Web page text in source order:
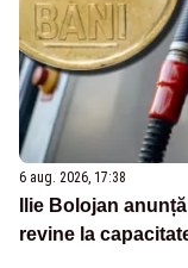
6 aug. 2026, 17:38
Ilie Bolojan
revine la